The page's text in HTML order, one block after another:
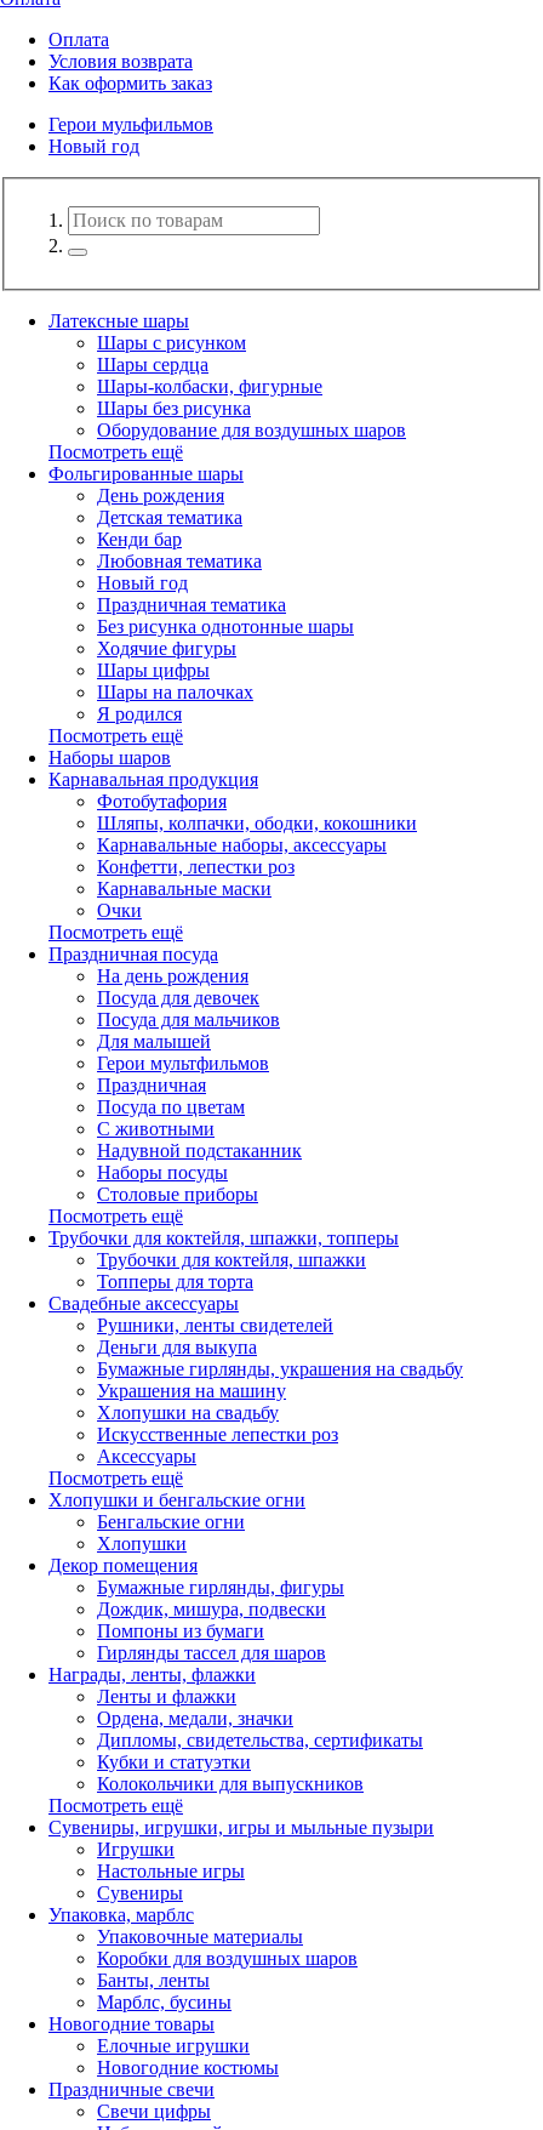
Оплата
Условия возврата
Как оформить заказ
Герои мульфильмов
Новый год
Латексные шары
Шары с рисунком
Шары сердца
Шары-колбаски, фигурные
Шары без рисунка
Оборудование для воздушных шаров
Посмотреть ещё
Фольгированные шары
День рождения
Детская тематика
Кенди бар
Любовная тематика
Новый год
Праздничная тематика
Без рисунка однотонные шары
Ходячие фигуры
Шары цифры
Шары на палочках
Я родился
Посмотреть ещё
Наборы шаров
Карнавальная продукция
Фотобутафория
Шляпы, колпачки, ободки, кокошники
Карнавальные наборы, аксессуары
Конфетти, лепестки роз
Карнавальные маски
Очки
Посмотреть ещё
Праздничная посуда
На день рождения
Посуда для девочек
Посуда для мальчиков
Для малышей
Герои мультфильмов
Праздничная
Посуда по цветам
С животными
Надувной подстаканник
Наборы посуды
Столовые приборы
Посмотреть ещё
Трубочки для коктейля, шпажки, топперы
Трубочки для коктейля, шпажки
Топперы для торта
Свадебные аксессуары
Рушники, ленты свидетелей
Деньги для выкупа
Бумажные гирлянды, украшения на свадьбу
Украшения на машину
Хлопушки на свадьбу
Искусственные лепестки роз
Аксессуары
Посмотреть ещё
Хлопушки и бенгальские огни
Бенгальские огни
Хлопушки
Декор помещения
Бумажные гирлянды, фигуры
Дождик, мишура, подвески
Помпоны из бумаги
Гирлянды тассел для шаров
Награды, ленты, флажки
Ленты и флажки
Ордена, медали, значки
Дипломы, свидетельства, сертификаты
Кубки и статуэтки
Колокольчики для выпускников
Посмотреть ещё
Сувениры, игрушки, игры и мыльные пузыри
Игрушки
Настольные игры
Сувениры
Упаковка, марблс
Упаковочные материалы
Коробки для воздушных шаров
Банты, ленты
Марблс, бусины
Новогодние товары
Елочные игрушки
Новогодние костюмы
Праздничные свечи
Свечи цифры